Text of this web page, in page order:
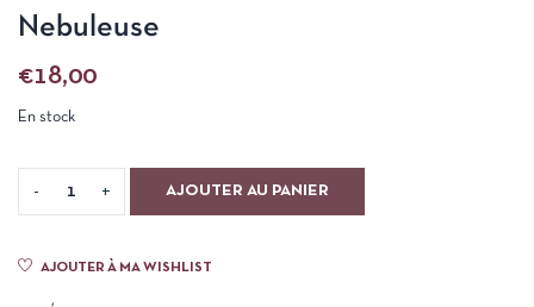
Nebuleuse
€18,00
En stock
AJOUTER AU PANIER
AJOUTER À MA WISHLIST